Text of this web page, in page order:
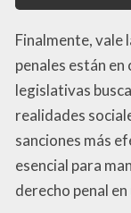
Finalmente, vale
penales están
legislativas
realidades
sanciones más
esencial para
derecho penal